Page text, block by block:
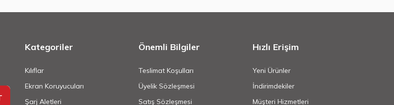
Kategoriler
Kılıflar
Ekran Koruyucuları
Şarj Aletleri
Önemli Bilgiler
Teslimat Koşulları
Üyelik Sözleşmesi
Satış Sözleşmesi
Hızlı Erişim
Yeni Ürünler
İndirimdekiler
Müşteri Hizmetleri